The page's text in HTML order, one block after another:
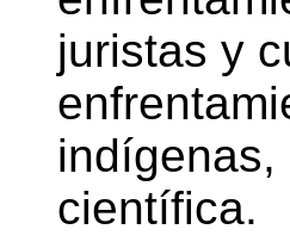
juristas y
científica.